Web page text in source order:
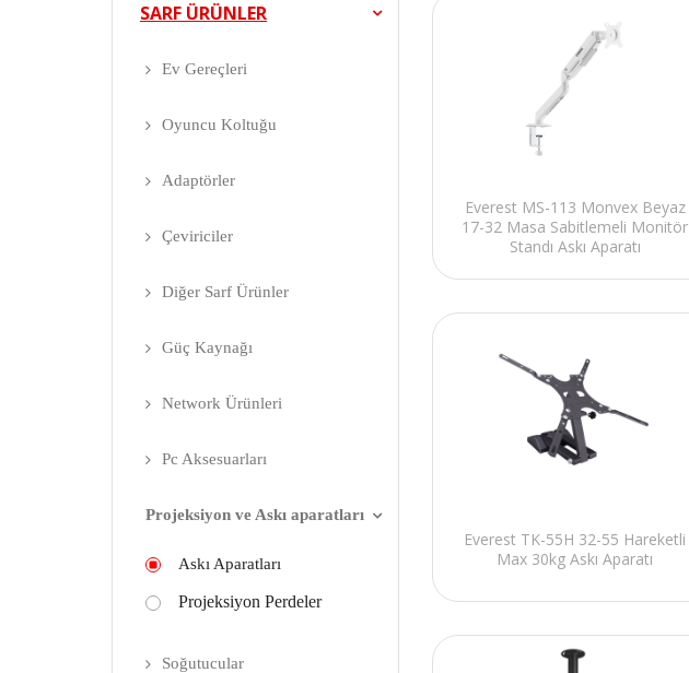
SARF ÜRÜNLER
Ev Gereçleri
Oyuncu Koltuğu
Adaptörler
Çeviriciler
Diğer Sarf Ürünler
Güç Kaynağı
Network Ürünleri
Pc Aksesuarları
Projeksiyon ve Askı aparatları
Askı Aparatları
Projeksiyon Perdeler
Soğutucular
Everest MS-113 Monvex Beyaz
17-32 Masa Sabitlemeli Monitör
Standı Askı Aparatı
Everest TK-55H 32-55 Hareketli
Max 30kg Askı Aparatı